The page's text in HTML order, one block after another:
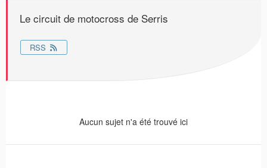
Le circuit de motocross de Serris
RSS
Aucun sujet n'a été trouvé ici